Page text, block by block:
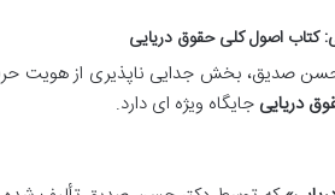
کتاب اصول کلی حقوق دریایی
صدیق، بخش جدایی ناپذیری از هویت
دریایی جایگاه ویژه ای دارد.